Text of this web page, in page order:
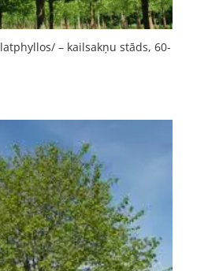
– kailsakņu stāds, 60-